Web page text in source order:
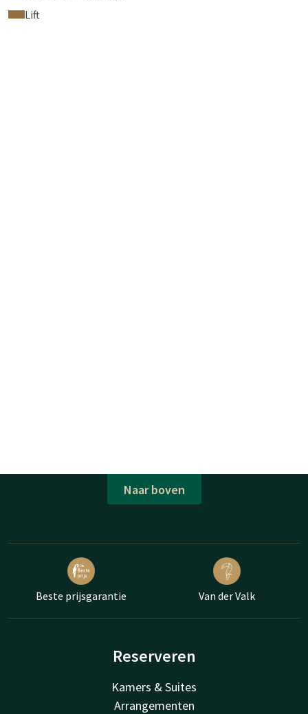
Lift
Naar boven
Beste prijsgarantie Van der Valk
Reserveren
Kamers & Suites
Arrangementen